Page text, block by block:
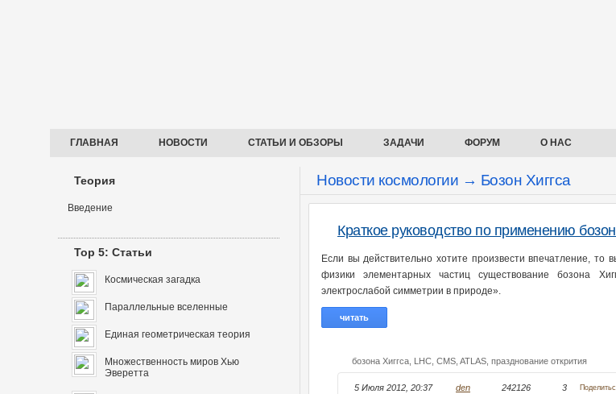
ГЛАВНАЯ НОВОСТИ СТАТЬИ И ОБЗОРЫ ЗАДАЧИ ФОРУМ О НАС
Новости космологии → Бозон Хиггса
Краткое руководство по применению
Если вы действительно хотите произвести впечатление,
физики элементарных частиц существование бозона
электрослабой симметрии в природе».
читать
бозона Хиггса, LHC, CMS, ATLAS, празднование открития
5 Июля 2012, 20:37 den 242126 3
Теория
Введение
Top 5: Статьи
Космическая загадка
Параллельные вселенные
Единая геометрическая теория
Множественность миров Хью
Эверетта